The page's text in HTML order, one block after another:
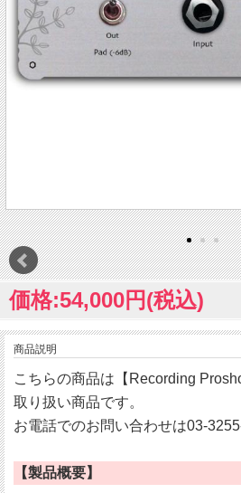
価格:54,000円(税込)
商品説明
こちらの商品は【Recording
取り扱い商品です。
お電話でのお問い合わせは03-
【製品概要】